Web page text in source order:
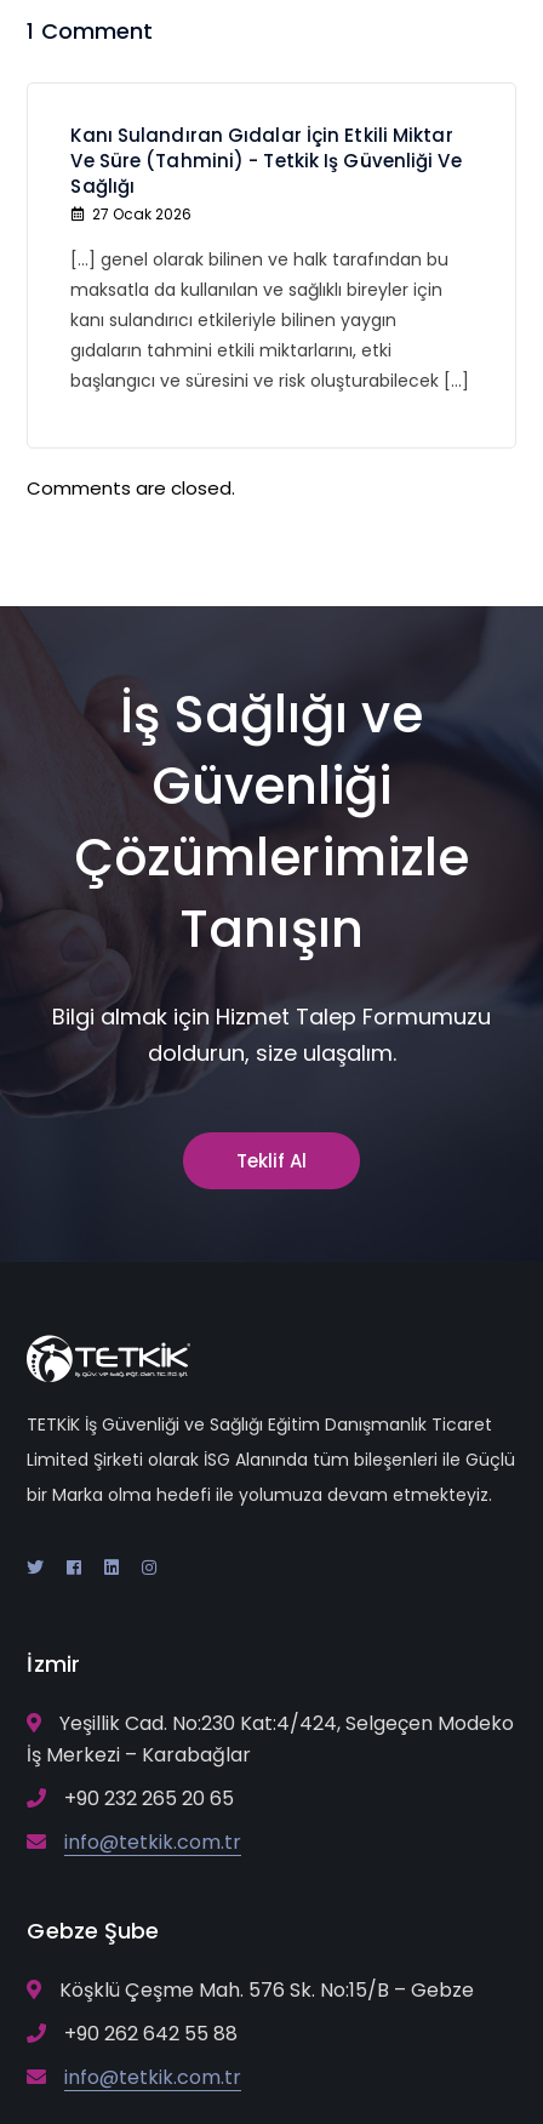
1 Comment
Kanı Sulandıran Gıdalar İçin Etkili Miktar
Ve Süre (Tahmini) - Tetkik Iş Güvenliği Ve
Sağlığı
27 Ocak 2026
[…] genel olarak bilinen ve halk tarafından bu
maksatla da kullanılan ve sağlıklı bireyler için
kanı sulandırıcı etkileriyle bilinen yaygın
gıdaların tahmini etkili miktarlarını, etki
başlangıcı ve süresini ve risk oluşturabilecek […]
Comments are closed.
İş Sağlığı ve
Güvenliği
Çözümlerimizle
Tanışın
Bilgi almak için Hizmet Talep Formumuzu
doldurun, size ulaşalım.
Teklif Al
TETKİK İş Güvenliği ve Sağlığı Eğitim Danışmanlık Ticaret
Limited Şirketi olarak İSG Alanında tüm bileşenleri ile Güçlü
bir Marka olma hedefi ile yolumuza devam etmekteyiz.
İzmir
Yeşillik Cad. No:230 Kat:4/424, Selgeçen Modeko
İş Merkezi – Karabağlar
+90 232 265 20 65
info@tetkik.com.tr
Gebze Şube
Köşklü Çeşme Mah. 576 Sk. No:15/B – Gebze
+90 262 642 55 88
info@tetkik.com.tr